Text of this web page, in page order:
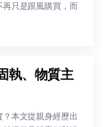
只是跟風購買，而
執、物質主
本文從親身經歷出